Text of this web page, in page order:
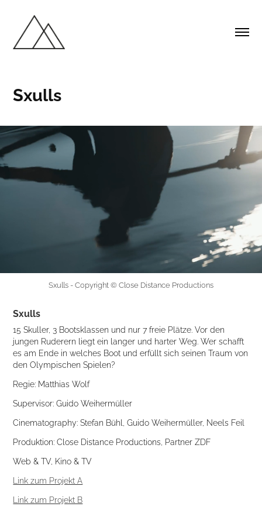
Sxulls
Sxulls - Copyright © Close Distance Productions
Sxulls
15 Skuller, 3 Bootsklassen und nur 7 freie Plätze. Vor den
jungen Ruderern liegt ein langer und harter Weg. Wer schafft
es am Ende in welches Boot und erfüllt sich seinen Traum von
den Olympischen Spielen?
Regie: Matthias Wolf
Supervisor: Guido Weihermüller
Cinematography: Stefan Bühl, Guido Weihermüller, Neels Feil
Produktion: Close Distance Productions, Partner ZDF
Web & TV, Kino & TV
Link zum Projekt A
Link zum Projekt B